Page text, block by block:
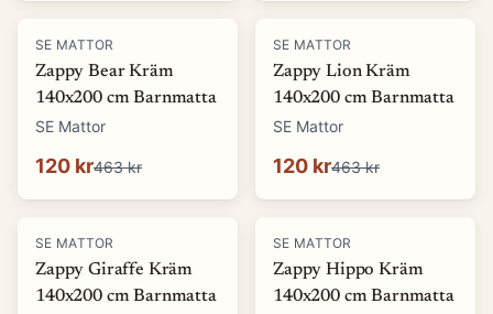
-74 %
SE MATTOR
Zappy Bear Kräm
140x200 cm Barnmatta
SE Mattor
120 kr463 kr
-74 %
SE MATTOR
Zappy Lion Kräm
140x200 cm Barnmatta
SE Mattor
120 kr463 kr
-74 %
SE MATTOR
Zappy Giraffe Kräm
140x200 cm Barnmatta
-74 %
SE MATTOR
Zappy Hippo Kräm
140x200 cm Barnmatta